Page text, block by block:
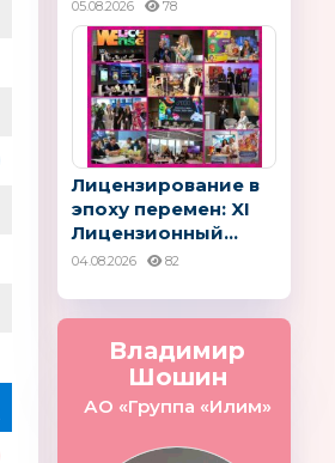
05.08.2026 78
Лицензирование в
эпоху перемен: XI
Лицензионный...
04.08.2026 82
Владимир
Шошин
АО «Группа «Илим»